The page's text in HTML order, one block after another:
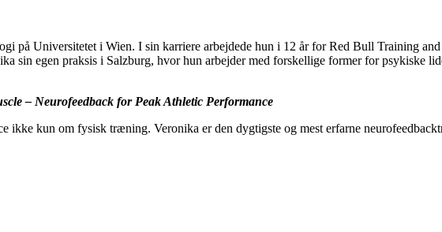
på Universitetet i Wien. I sin karriere arbejdede hun i 12 år for Red Bull Training
sin egen praksis i Salzburg, hvor hun arbejder med forskellige former for psykiske
– Neurofeedback for Peak Athletic Performance
ikke kun om fysisk træning. Veronika er den dygtigste og mest erfarne